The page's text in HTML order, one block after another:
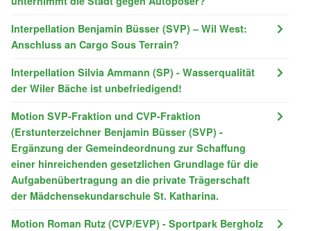
Interpellation Benjamin Büsser (SVP) – Wil West:
Anschluss an Cargo Sous Terrain?
Interpellation Silvia Ammann (SP) - Wasserqualität
der Wiler Bäche ist unbefriedigend!
Motion SVP-Fraktion und CVP-Fraktion
(Erstunterzeichner Benjamin Büsser (SVP) -
Ergänzung der Gemeindeordnung zur Schaffung
einer hinreichenden gesetzlichen Grundlage für die
Aufgabenübertragung an die private Trägerschaft
der Mädchensekundarschule St. Katharina.
Motion Roman Rutz (CVP/EVP) - Sportpark Bergholz